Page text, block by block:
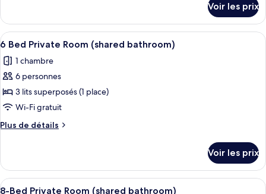
9-
bed
Private
Room
(shared
bathroom)
le
type
de
9-
bed
Room
(shared
Voir les prix
Afficher
toutes
les
photos
pour
ce
type
de
6
Bed
Private
Une chambre avec un lit superposé,
6
6 Bed Private Room (shared bathroom)
1 chambre
6 personnes
3 lits superposés (1 place)
Wi-Fi gratuit
Plus de détails
Plus
le
type
de
Voir les prix
Afficher
Une chambre de dortoir avec des
4
8-Bed Private Room (shared bathroom)